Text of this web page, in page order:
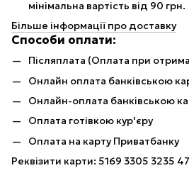
мінімальна вартість від 90 грн.
Більше інформації про доставку
Способи оплати:
Післяплата (Оплата при
Онлайн оплата банківською
Онлайн-оплата банківською
Оплата готівкою кур'єру
Оплата на карту Приватбанку
Реквізити карти: 5169 3305 3235